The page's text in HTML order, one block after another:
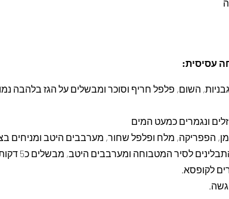
עסיסית:
ונגמרים כמעט המים
הפפריקה, מלח ופלפל שחור, מערבבים היטב ומניחים בצד
המטבוחה ומערבבים היטב, מבשלים כ5 דקות נוספות ומכבים את האש.
לקופסא.